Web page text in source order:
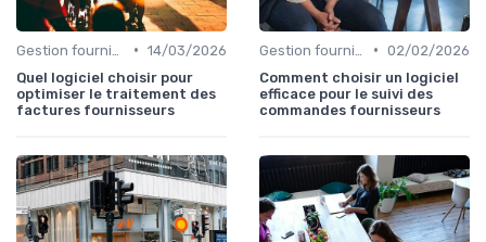
• 14/03/2026
Quel logiciel choisir pour
optimiser le traitement des
factures fournisseurs
• 02/02/2026
Comment choisir un logiciel
efficace pour le suivi des
commandes fournisseurs